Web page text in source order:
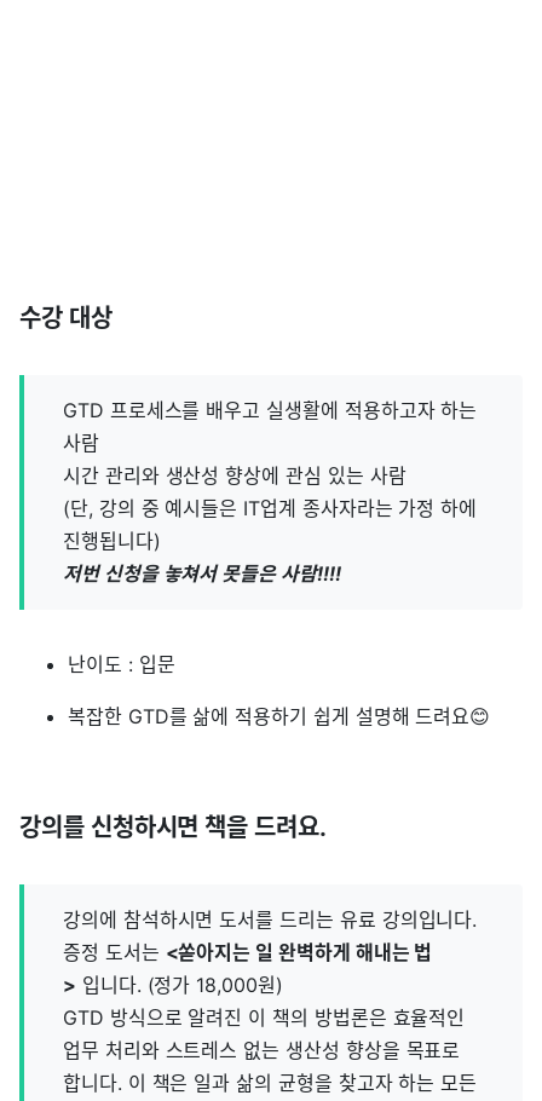
수강 대상
GTD 프로세스를 배우고 실생활에 적용하고자 하는
사람
시간 관리와 생산성 향상에 관심 있는 사람
(단, 강의 중 예시들은 IT업계 종사자라는 가정 하에
진행됩니다)
저번 신청을 놓쳐서 못들은 사람!!!!
난이도 : 입문
복잡한 GTD를 삶에 적용하기 쉽게 설명해 드려요😊
강의를 신청하시면 책을 드려요.
강의에 참석하시면 도서를 드리는 유료 강의입니다.
증정 도서는 <쏟아지는 일 완벽하게 해내는 법
> 입니다. (정가 18,000원)
GTD 방식으로 알려진 이 책의 방법론은 효율적인
업무 처리와 스트레스 없는 생산성 향상을 목표로
합니다. 이 책은 일과 삶의 균형을 찾고자 하는 모든